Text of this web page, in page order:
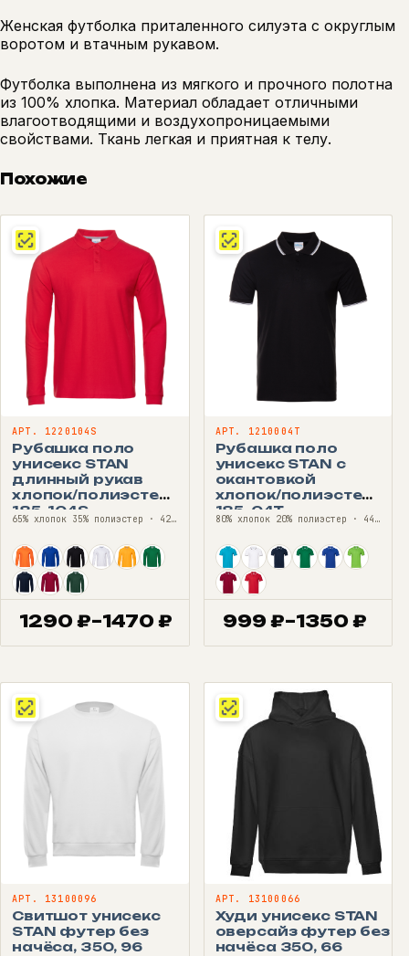
Женская футболка приталенного силуэта с округлым
воротом и втачным рукавом.
Футболка выполнена из мягкого и прочного полотна
из 100% хлопка. Материал обладает отличными
влагоотводящими и воздухопроницаемыми
свойствами. Ткань легкая и приятная к телу.
Похожие
АРТ. 1220104S
Рубашка поло
унисекс STAN
длинный рукав
хлопок/полиэстер
185, 104S
65% хлопок 35% полиэстер · 42—68
1290 ₽–1470 ₽
Диапазон
цен:
1470 ₽
АРТ. 1210004T
Рубашка поло
унисекс STAN с
окантовкой
хлопок/полиэстер
185, 04T
80% хлопок 20% полиэстер · 44—60
999₽–1350 ₽
Диапазон
цен:
1350 ₽
АРТ. 13100096
Свитшот унисекс
STAN футер без
начёса, 350, 96
АРТ. 13100066
Худи унисекс STAN
оверсайз футер без
начёса 350, 66